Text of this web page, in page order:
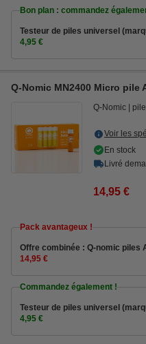
Bon plan : commandez
Testeur de piles universel
4,95 €
Q-Nomic MN2400 Micro pile
Q-Nomic pile
Voir les
En stock
Livré
14,95 €
Pack avantageux !
Offre combinée : Q-nomic piles
14,95 €
Commandez également !
Testeur de piles universel
4,95 €